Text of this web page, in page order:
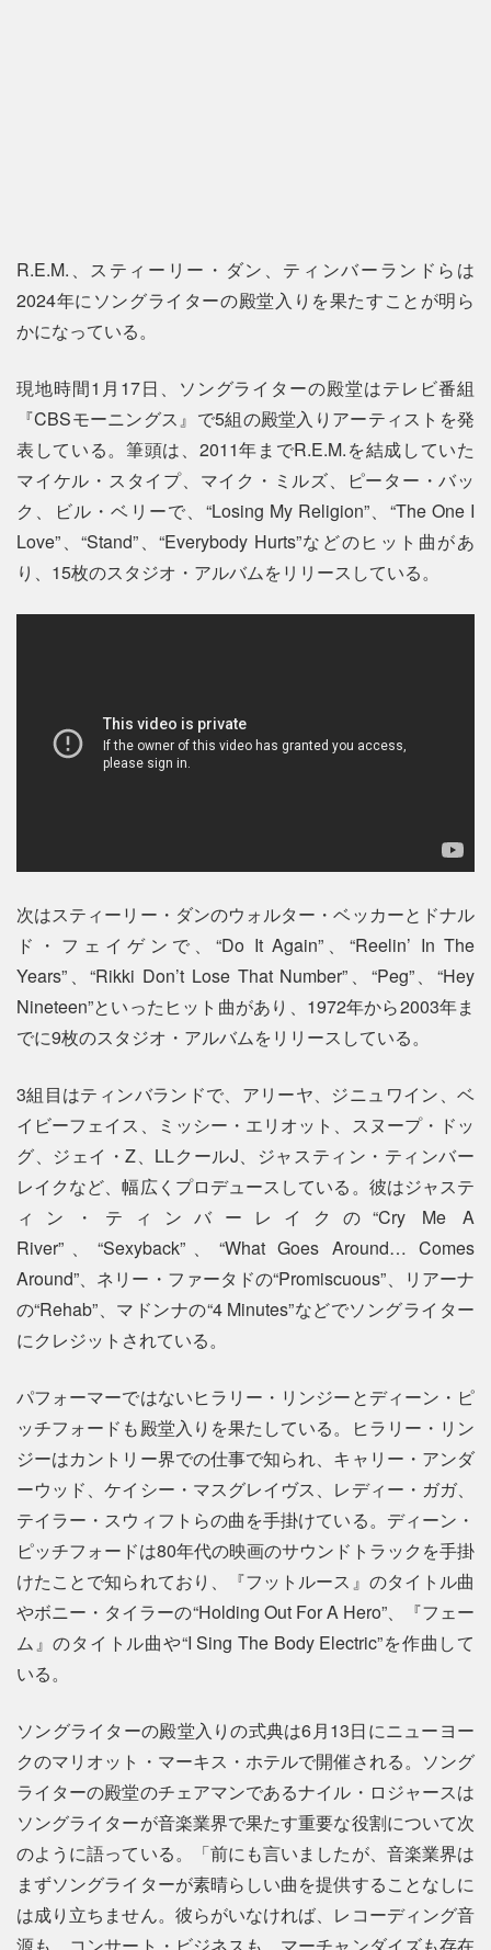
R.E.M.、スティーリー・ダン、ティンバーランドらは
2024年にソングライターの殿堂入りを果たすことが明ら
かになっている。
現地時間1月17日、ソングライターの殿堂はテレビ番組
『CBSモーニングス』で5組の殿堂入りアーティストを発
表している。筆頭は、2011年までR.E.M.を結成していた
マイケル・スタイプ、マイク・ミルズ、ピーター・バッ
ク、ビル・ベリーで、“Losing My Religion”、“The One I
Love”、“Stand”、“Everybody Hurts”などのヒット曲があ
り、15枚のスタジオ・アルバムをリリースしている。
次はスティーリー・ダンのウォルター・ベッカーとドナル
ド・フェイゲンで、“Do It Again”、“Reelin’ In The
Years”、“Rikki Don’t Lose That Number”、“Peg”、“Hey
Nineteen”といったヒット曲があり、1972年から2003年ま
でに9枚のスタジオ・アルバムをリリースしている。
3組目はティンバランドで、アリーヤ、ジニュワイン、ベ
イビーフェイス、ミッシー・エリオット、スヌープ・ドッ
グ、ジェイ・Z、LLクールJ、ジャスティン・ティンバー
レイクなど、幅広くプロデュースしている。彼はジャステ
ィン・ティンバーレイクの“Cry Me A
River”、“Sexyback”、“What Goes Around… Comes
Around”、ネリー・ファータドの“Promiscuous”、リアーナ
の“Rehab”、マドンナの“4 Minutes”などでソングライター
にクレジットされている。
パフォーマーではないヒラリー・リンジーとディーン・ピ
ッチフォードも殿堂入りを果たしている。ヒラリー・リン
ジーはカントリー界での仕事で知られ、キャリー・アンダ
ーウッド、ケイシー・マスグレイヴス、レディー・ガガ、
テイラー・スウィフトらの曲を手掛けている。ディーン・
ピッチフォードは80年代の映画のサウンドトラックを手掛
けたことで知られており、『フットルース』のタイトル曲
やボニー・タイラーの“Holding Out For A Hero”、『フェー
ム』のタイトル曲や“I Sing The Body Electric”を作曲して
いる。
ソングライターの殿堂入りの式典は6月13日にニューヨー
クのマリオット・マーキス・ホテルで開催される。ソング
ライターの殿堂のチェアマンであるナイル・ロジャースは
ソングライターが音楽業界で果たす重要な役割について次
のように語っている。「前にも言いましたが、音楽業界は
まずソングライターが素晴らしい曲を提供することなしに
は成り立ちません。彼らがいなければ、レコーディング音
源も、コンサート・ビジネスも、マーチャンダイズも存在